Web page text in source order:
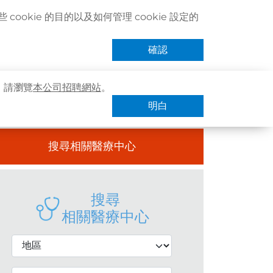
cookie 的目的以及如何管理 cookie 設定的
確認
請瀏覽本公司招聘網站。
明白
聯絡我們 搜尋醫療服務 登記 / 登入 立即預約
搜尋相關醫療中心
搜尋
相關醫療中心